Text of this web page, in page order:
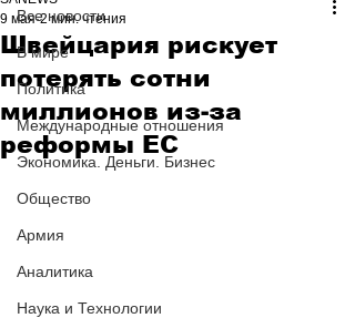
Все новости
В мире
Политика
Международные отношения
Экономика. Деньги. Бизнес
Общество
Армия
Аналитика
Наука и Технологии
Швейцария рискует
потерять сотни
миллионов из-за
реформы ЕС
9 мая 2 мин. чтения